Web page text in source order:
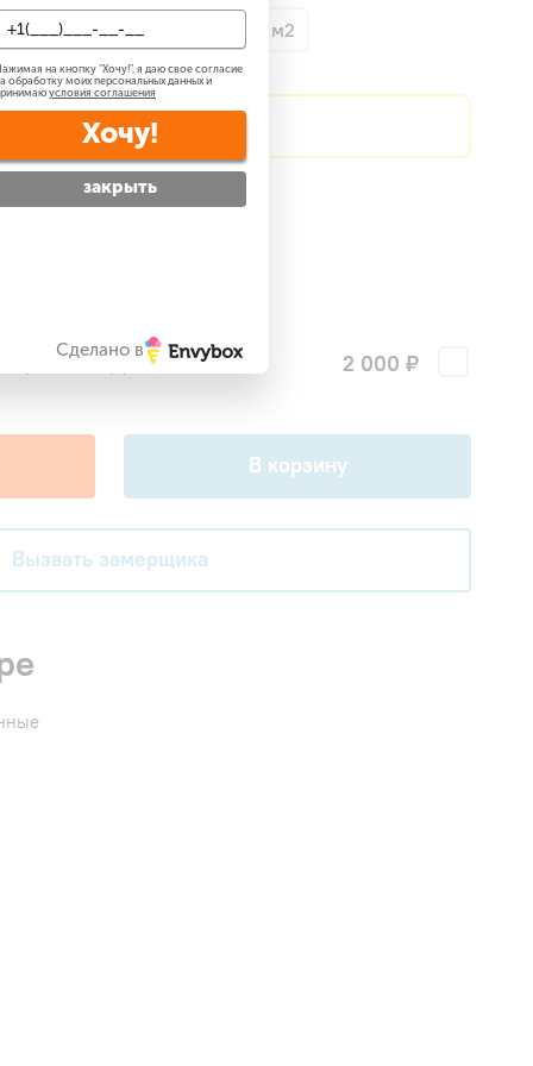
До 35 м2 До 50 м2 До 70 м2
Сделаем скидку!
для наружного блока 2 000 ₽
В корзину
Вызвать замерщика
на кнопку "Хочу!", я даю свое согласие
обработку моих персональных данных и
условия соглашения
Хочу!
закрыть
Сделано в